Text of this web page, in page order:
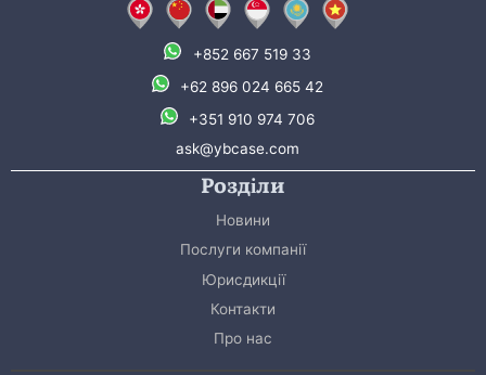
+852 667 519 33
+62 896 024 665 42
+351 910 974 706
ask@ybcase.com
Розділи
Новини
Послуги компанії
Юрисдикції
Контакти
Про нас